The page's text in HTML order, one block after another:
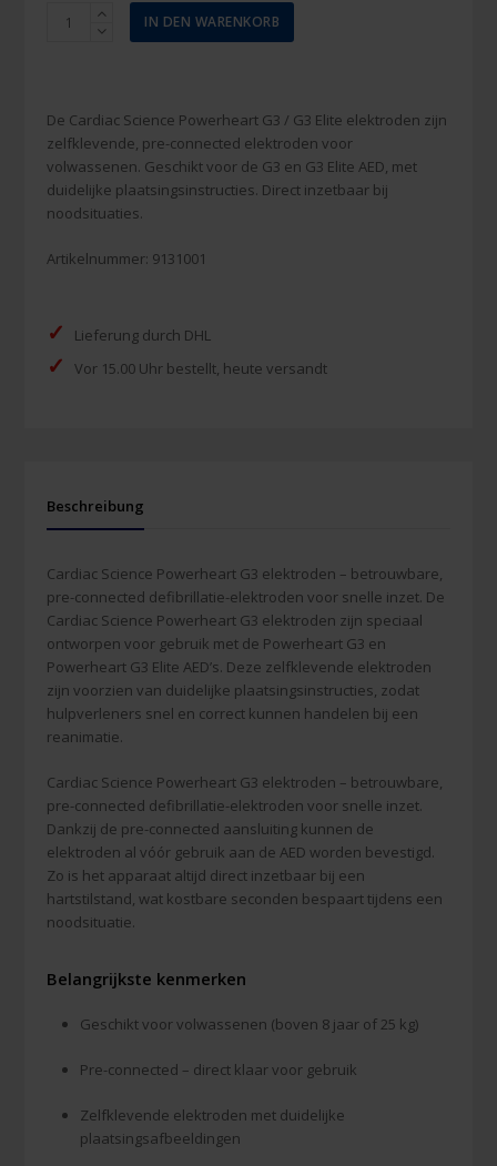
Science
elite
Menge
IN DEN WARENKORB
De Cardiac Science Powerheart G3 / G3 Elite elektroden zijn
zelfklevende, pre-connected elektroden voor
volwassenen. Geschikt voor de G3 en G3 Elite AED, met
duidelijke plaatsingsinstructies. Direct inzetbaar bij
noodsituaties.
Artikelnummer: 9131001
✓ Lieferung durch DHL
✓ Vor 15.00 Uhr bestellt, heute versandt
Beschreibung
Cardiac Science Powerheart G3 elektroden – betrouwbare,
pre-connected defibrillatie-elektroden voor snelle inzet. De
Cardiac Science Powerheart G3 elektroden zijn speciaal
ontworpen voor gebruik met de Powerheart G3 en
Powerheart G3 Elite AED’s. Deze zelfklevende elektroden
zijn voorzien van duidelijke plaatsingsinstructies, zodat
hulpverleners snel en correct kunnen handelen bij een
reanimatie.
Cardiac Science Powerheart G3 elektroden – betrouwbare,
pre-connected defibrillatie-elektroden voor snelle inzet.
Dankzij de pre-connected aansluiting kunnen de
elektroden al vóór gebruik aan de AED worden bevestigd.
Zo is het apparaat altijd direct inzetbaar bij een
hartstilstand, wat kostbare seconden bespaart tijdens een
noodsituatie.
Belangrijkste kenmerken
Geschikt voor volwassenen (boven 8 jaar of 25 kg)
Pre-connected – direct klaar voor gebruik
Zelfklevende elektroden met duidelijke
plaatsingsafbeeldingen